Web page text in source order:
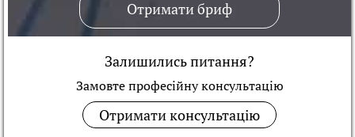
Отримати бриф
Залишились питання?
Замовте професійну консультацiю
Отримати консультацію